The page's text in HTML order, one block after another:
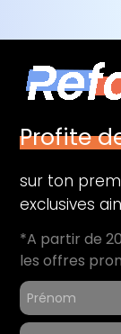
Profite
sur ton
exclusives
*A partir de
les offres